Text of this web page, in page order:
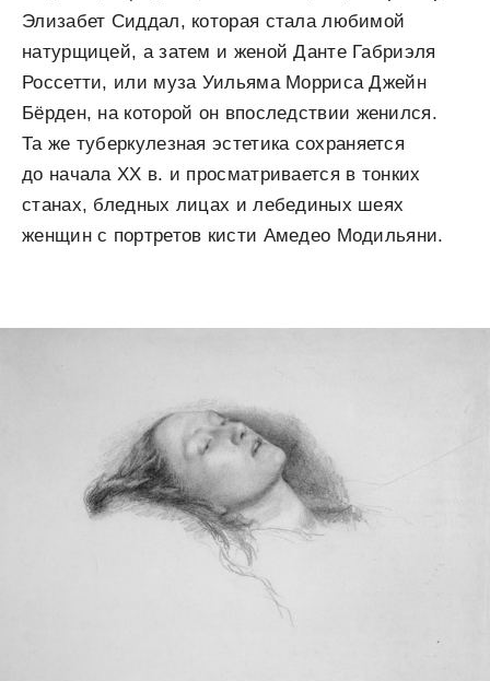
Элизабет Сиддал, которая стала любимой
натурщицей, а затем и женой Данте Габриэля
Россетти, или муза Уильяма Морриса Джейн
Бёрден, на которой он впоследствии женился.
Та же туберкулезная эстетика сохраняется
до начала XX в. и просматривается в тонких
станах, бледных лицах и лебединых шеях
женщин с портретов кисти Амедео Модильяни.